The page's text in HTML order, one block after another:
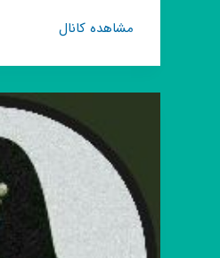
مشاهده کانالکانال
افزایش
ممبر
های